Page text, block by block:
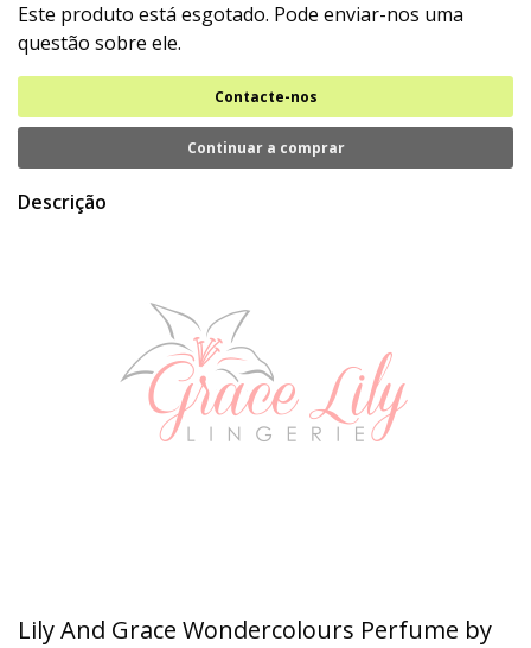
Este produto está esgotado. Pode enviar-nos uma
questão sobre ele.
Contacte-nos
Continuar a comprar
Descrição
Lily And Grace Wondercolours Perfume by